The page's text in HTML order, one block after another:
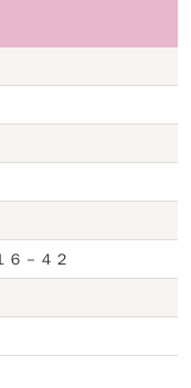
６－４２